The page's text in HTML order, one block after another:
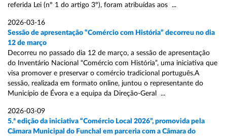
referida Lei (nº 1 do artigo 3º), foram atribuídas aos ...
2026-03-16
Sessão de apresentação “Comércio com História” decorreu no dia
12 de março
Decorreu no passado dia 12 de março, a sessão de apresentação
do Inventário Nacional “Comércio com História”, uma iniciativa que
visa promover e preservar o comércio tradicional português.A
sessão, realizada em formato online, juntou o representante do
Município de Évora e a equipa da Direção-Geral ...
2026-03-09
5.ª edição da iniciativa “Comércio Local 2026”, promovida pela
Câmara Municipal do Funchal em parceria com a Câmara do